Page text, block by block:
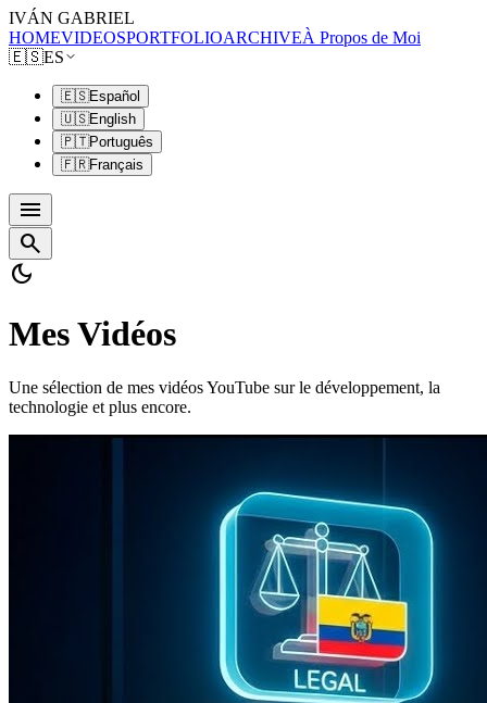
IVÁN GABRIEL
HOMEVIDEOSPORTFOLIOARCHIVEÀ Propos de Moi
🇪🇸ES
🇪🇸Español
🇺🇸English
🇵🇹Português
🇫🇷Français
menu
search
dark_mode
Mes Vidéos
Une sélection de mes vidéos YouTube sur le développement, la
technologie et plus encore.